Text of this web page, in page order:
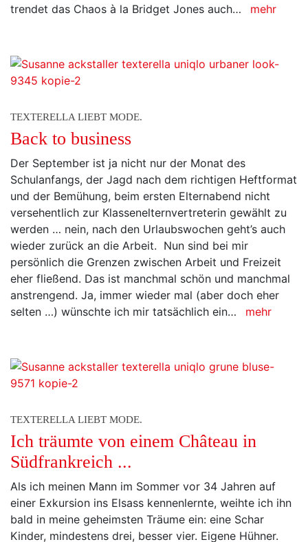
trendet das Chaos à la Bridget Jones auch…
mehr
TEXTERELLA LIEBT MODE.
Back to business
Der September ist ja nicht nur der Monat des
Schulanfangs, der Jagd nach dem richtigen Heftformat
und der Bemühung, beim ersten Elternabend nicht
versehentlich zur Klassenelternvertreterin gewählt zu
werden … nein, nach den Urlaubswochen geht’s auch
wieder zurück an die Arbeit. Nun sind bei mir
persönlich die Grenzen zwischen Arbeit und Freizeit
eher fließend. Das ist manchmal schön und manchmal
anstrengend. Ja, immer wieder mal (aber doch eher
selten …) wünschte ich mir tatsächlich ein…
mehr
TEXTERELLA LIEBT MODE.
Ich träumte von einem Château in
Südfrankreich ...
Als ich meinen Mann im Sommer vor 34 Jahren auf
einer Exkursion ins Elsass kennenlernte, weihte ich ihn
bald in meine geheimsten Träume ein: eine Schar
Kinder, mindestens drei, besser vier. Eigene Hühner.